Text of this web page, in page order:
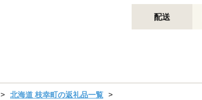
配送
北海道 枝幸町の返礼品一覧